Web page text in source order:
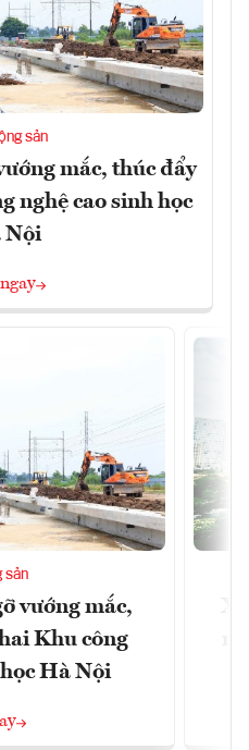
sản
mắc, thúc đẩy
nghệ cao sinh học
Nội
sản
vướng mắc,
Khu công
Hà Nội